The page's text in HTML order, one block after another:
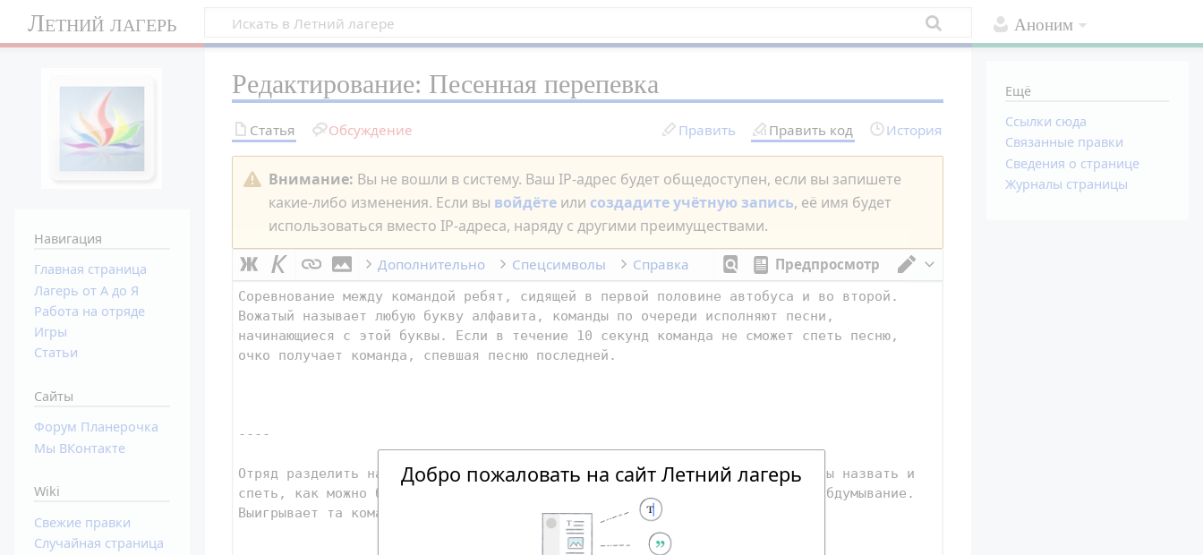
Аноним
Летний лагерь
Редактирование: Песенная перепевка
Статья Обсуждение Править Править код История
Внимание: Вы не вошли в систему. Ваш IP-адрес будет общедоступен, если вы запишете
какие-либо изменения. Если вы войдёте или создадите учётную запись, её имя будет
использоваться вместо IP-адреса, наряду с другими преимуществами.
Предпросмотр
Переключить редактор
Дополнительно Спецсимволы Справка
Навигация
Главная страница
Лагерь от А до Я
Работа на отряде
Игры
Статьи
Сайты
Форум Планерочка
Мы ВКонтакте
Wiki
Свежие правки
Случайная страница
Ещё
Ссылки сюда
Связанные правки
Сведения о странице
Журналы страницы
Добро пожаловать на сайт Летний лагерь